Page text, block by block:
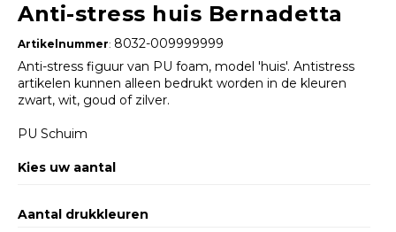
Anti-stress huis Bernadetta
Artikelnummer: 8032-009999999
Anti-stress figuur van PU foam, model 'huis'. Antistress
artikelen kunnen alleen bedrukt worden in de kleuren
zwart, wit, goud of zilver.
PU Schuim
Kies uw aantal
Aantal drukkleuren